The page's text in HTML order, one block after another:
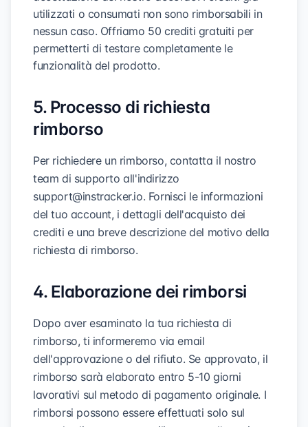
utilizzati o consumati non sono rimborsabili in
nessun caso. Offriamo 50 crediti gratuiti per
permetterti di testare completamente le
funzionalità del prodotto.
5. Processo di richiesta
rimborso
Per richiedere un rimborso, contatta il nostro
team di supporto all'indirizzo
support@instracker.io. Fornisci le informazioni
del tuo account, i dettagli dell'acquisto dei
crediti e una breve descrizione del motivo della
richiesta di rimborso.
4. Elaborazione dei rimborsi
Dopo aver esaminato la tua richiesta di
rimborso, ti informeremo via email
dell'approvazione o del rifiuto. Se approvato, il
rimborso sarà elaborato entro 5-10 giorni
lavorativi sul metodo di pagamento originale. I
rimborsi possono essere effettuati solo sul